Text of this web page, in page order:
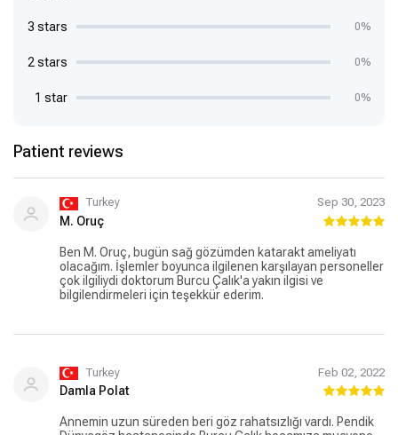
3 stars 0%
2 stars 0%
1 star 0%
Patient reviews
Turkey Sep 30, 2023
M. Oruç
Ben M. Oruç, bugün sağ gözümden katarakt ameliyatı
olacağım. İşlemler boyunca ilgilenen karşılayan personeller
çok ilgiliydi doktorum Burcu Çalık'a yakın ilgisi ve
bilgilendirmeleri için teşekkür ederim.
Turkey Feb 02, 2022
Damla Polat
Annemin uzun süreden beri göz rahatsızlığı vardı. Pendik